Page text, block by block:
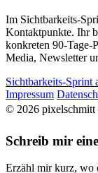
Im Sichtbarkeits-
Kontaktpunkte. Ihr
konkreten 90-Tage-
Media, Newsletter
Sichtbarkeits-Sprint
Impressum
© 2026
Schreib mir
Erzähl mir kurz, wo